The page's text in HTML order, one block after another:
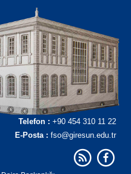
Telefon : +90 454 310 11 22
E-Posta : fso@giresun.edu.tr